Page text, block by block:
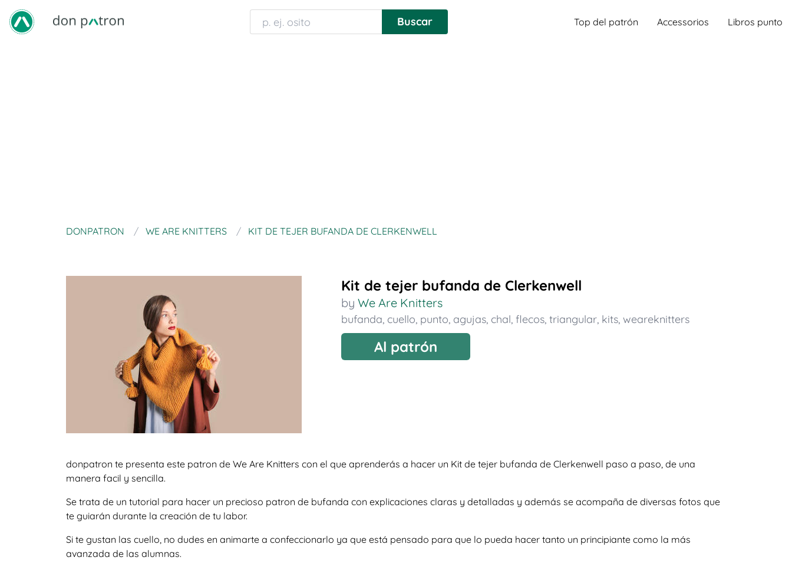
Top del patrón Accessorios Libros punto
DONPATRON WE ARE KNITTERS KIT DE TEJER BUFANDA DE CLERKENWELL
Kit de tejer bufanda de Clerkenwell
by We Are Knitters
bufanda, cuello, punto, agujas, chal, flecos, triangular, kits, weareknitters
Al patrón
donpatron te presenta este patron de We Are Knitters con el que aprenderás a hacer un Kit de tejer bufanda de Clerkenwell paso a paso, de una
manera facil y sencilla.
Se trata de un tutorial para hacer un precioso patron de bufanda con explicaciones claras y detalladas y además se acompaña de diversas fotos que
te guiarán durante la creación de tu labor.
Si te gustan las cuello, no dudes en animarte a confeccionarlo ya que está pensado para que lo pueda hacer tanto un principiante como la más
avanzada de las alumnas.